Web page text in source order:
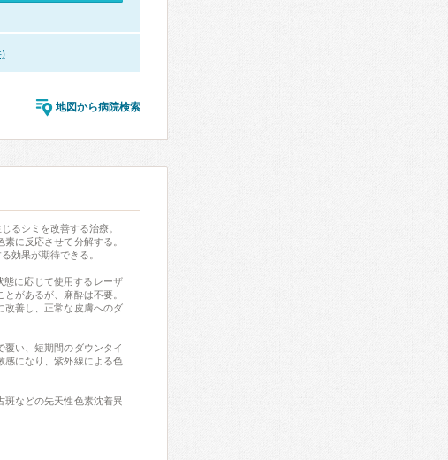
地図から病院検索
るシミを改善する治療。
に反応させて分解する。
効果が期待できる。
態に応じて使用するレーザ
があるが、麻酔は不要。
改善し、正常な皮膚へのダ
い、短期間のダウンタイ
感になり、紫外線による色
斑などの先天性色素沈着異